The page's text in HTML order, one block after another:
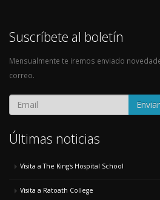
Suscríbete al boletín
Mensualmente te iremos enviado
correo.
Enviar
Últimas noticias
Visita a The King's Hospital School
Visita a Ratoath College